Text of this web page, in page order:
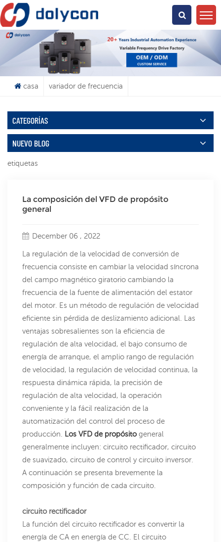
¿Qué Buscas?
casa variador de frecuencia
CATEGORÍAS
NUEVO BLOG
etiquetas
La composición del VFD de propósito
general
December 06 , 2022
La regulación de la velocidad de conversión de
frecuencia consiste en cambiar la velocidad síncrona
del campo magnético giratorio cambiando la
frecuencia de la fuente de alimentación del estator
del motor. Es un método de regulación de velocidad
eficiente sin pérdida de deslizamiento adicional. Las
ventajas sobresalientes son la eficiencia de
regulación de alta velocidad, el bajo consumo de
energía de arranque, el amplio rango de regulación
de velocidad, la regulación de velocidad continua, la
respuesta dinámica rápida, la precisión de
regulación de alta velocidad, la operación
conveniente y la fácil realización de la
automatización del control del proceso de
producción. Los VFD de propósitogeneral
generalmente incluyen: circuito rectificador, circuito
de suavizado, circuito de control y circuito inversor.
A continuación se presenta brevemente la
composición y función de cada circuito.
circuito rectificador
La función del circuito rectificador es convertir la
energía de CA en energía de CC. El circuito